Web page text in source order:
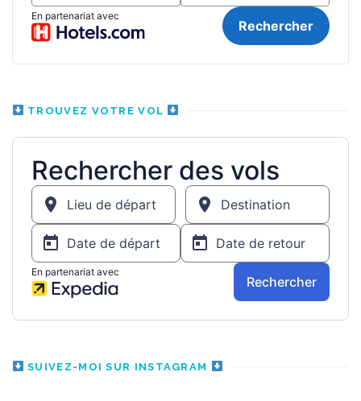
TROUVEZ VOTRE VOL
SUIVEZ-MOI SUR INSTAGRAM